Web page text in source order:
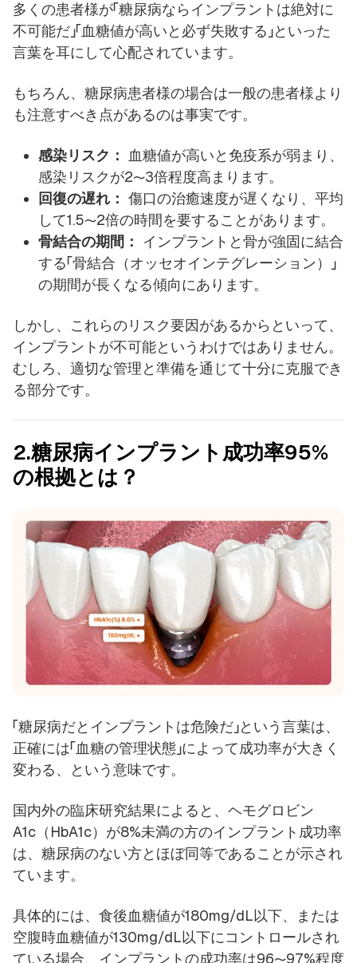
多くの患者様が「糖尿病ならインプラントは絶対に
不可能だ」「血糖値が高いと必ず失敗する」といった
言葉を耳にして心配されています。
もちろん、糖尿病患者様の場合は一般の患者様より
も注意すべき点があるのは事実です。
感染リスク：
血糖値が高いと免疫系が弱まり、
感染リスクが2〜3倍程度高まります。
回復の遅れ： 傷口の治癒速度が遅くなり、平均
して1.5〜2倍の時間を要することがあります。
骨結合の期間：
インプラントと骨が強固に結合
する「骨結合（オッセオインテグレーション）」
の期間が長くなる傾向にあります。
しかし、これらのリスク要因があるからといって、
インプラントが不可能というわけではありません。
むしろ、適切な管理と準備を通じて十分に克服でき
る部分です。
2.糖尿病インプラント成功率95%
の根拠とは？
「糖尿病だとインプラントは危険だ」という言葉は、
正確には「血糖の管理状態」によって成功率が大きく
変わる、という意味です。
国内外の臨床研究結果によると、ヘモグロビン
A1c（HbA1c）が8%未満の方のインプラント成功率
は、糖尿病のない方とほぼ同等であることが示され
ています。
具体的には、食後血糖値が180mg/dL以下、または
空腹時血糖値が130mg/dL以下にコントロールされ
ている場合、インプラントの成功率は96〜97%程度